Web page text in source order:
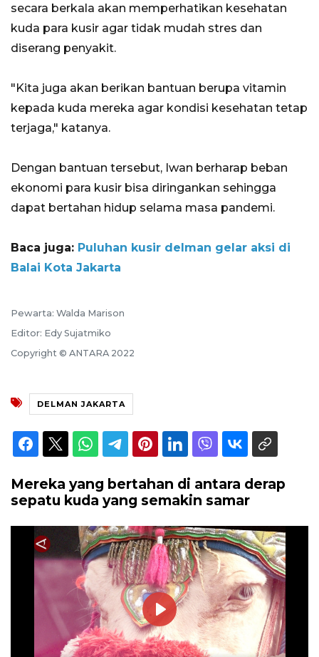
secara berkala akan memperhatikan kesehatan
kuda para kusir agar tidak mudah stres dan
diserang penyakit.
"Kita juga akan berikan bantuan berupa vitamin
kepada kuda mereka agar kondisi kesehatan tetap
terjaga," katanya.
Dengan bantuan tersebut, Iwan berharap beban
ekonomi para kusir bisa diringankan sehingga
dapat bertahan hidup selama masa pandemi.
Baca juga: Puluhan kusir delman gelar aksi di
Balai Kota Jakarta
Pewarta: Walda Marison
Editor: Edy Sujatmiko
Copyright © ANTARA 2022
DELMAN JAKARTA
Mereka yang bertahan di antara derap
sepatu kuda yang semakin samar
Play